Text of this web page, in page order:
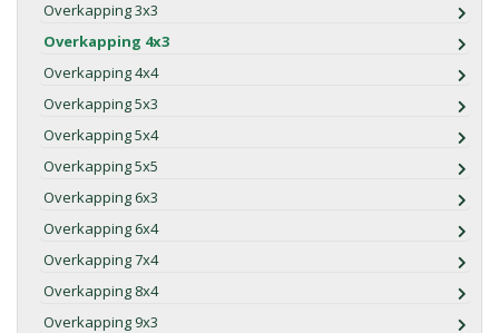
Overkapping 3x3
Overkapping 4x3
Overkapping 4x4
Overkapping 5x3
Overkapping 5x4
Overkapping 5x5
Overkapping 6x3
Overkapping 6x4
Overkapping 7x4
Overkapping 8x4
Overkapping 9x3